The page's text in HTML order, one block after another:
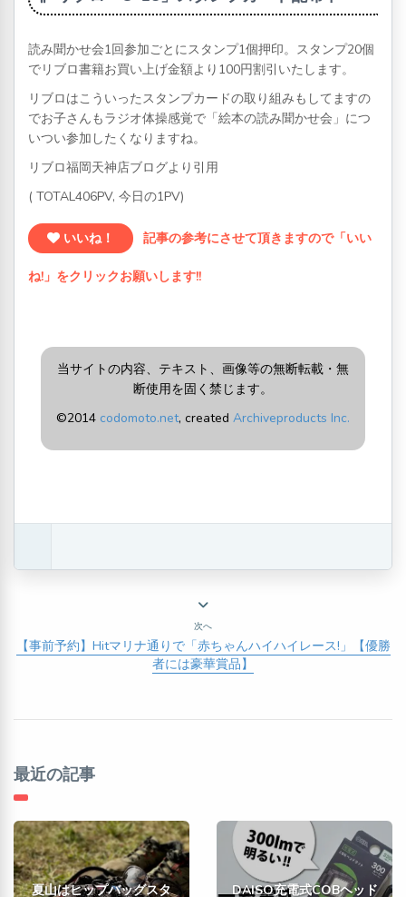
読み聞かせ会1回参加ごとにスタンプ1個押印。スタンプ20個
でリブロ書籍お買い上げ金額より100円割引いたします。
リブロはこういったスタンプカードの取り組みもしてますの
でお子さんもラジオ体操感覚で「絵本の読み聞かせ会」につ
いつい参加したくなりますね。
リブロ福岡天神店ブログより引用
( TOTAL406PV, 今日の1PV)
いいね！ 記事の参考にさせて頂きますので「いい
ね!」をクリックお願いします!!
当サイトの内容、テキスト、画像等の無断転載・無
断使用を固く禁じます。
©2014 codomoto.net, created Archiveproducts Inc.
次へ
【事前予約】Hitマリナ通りで「赤ちゃんハイハイレース!」【優勝
者には豪華賞品】
最近の記事
夏山はヒップバッグスタ DAISO充電式COBヘッド